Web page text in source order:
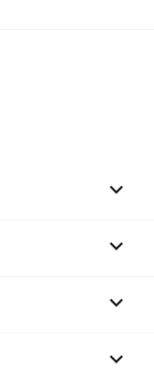



keyboard_arrow_down